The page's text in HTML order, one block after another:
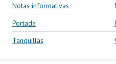
Notas informativas
Portada
Tanquillas